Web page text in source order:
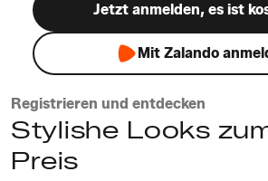
Jetzt anmelden, es ist
Mit Zalando
Registrieren und entdecken
Stylishe Looks
Preis